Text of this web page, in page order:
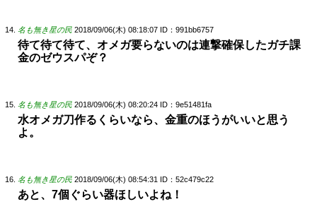
名も無き星の民 2018/09/06(木) 08:18:07 ID：991bb6757
待て待て待て、オメガ要らないのは連撃確保したガチ課
金のゼウスパぞ？
名も無き星の民 2018/09/06(木) 08:20:24 ID：9e51481fa
水オメガ刀作るくらいなら、金重のほうがいいと思う
よ。
名も無き星の民 2018/09/06(木) 08:54:31 ID：52c479c22
あと、7個ぐらい器ほしいよね！